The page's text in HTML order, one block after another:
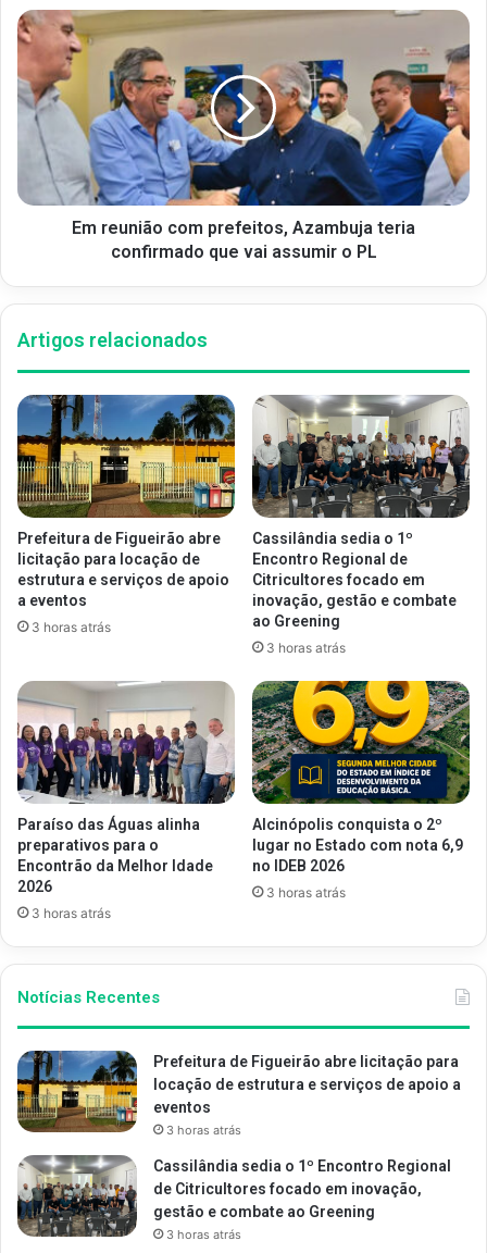
Em reunião com prefeitos, Azambuja teria
confirmado que vai assumir o PL
Artigos relacionados
Prefeitura de Figueirão abre
licitação para locação de
estrutura e serviços de apoio
a eventos
3 horas atrás
Cassilândia sedia o 1º
Encontro Regional de
Citricultores focado em
inovação, gestão e combate
ao Greening
3 horas atrás
Paraíso das Águas alinha
preparativos para o
Encontrão da Melhor Idade
2026
3 horas atrás
Alcinópolis conquista o 2º
lugar no Estado com nota 6,9
no IDEB 2026
3 horas atrás
Notícias Recentes
Prefeitura de Figueirão abre licitação para
locação de estrutura e serviços de apoio a
eventos
3 horas atrás
Cassilândia sedia o 1º Encontro Regional
de Citricultores focado em inovação,
gestão e combate ao Greening
3 horas atrás